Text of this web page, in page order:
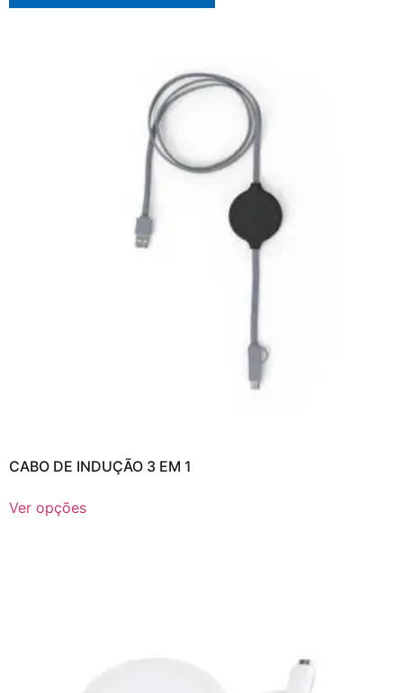
CABO DE INDUÇÃO 3 EM 1
Ver opções